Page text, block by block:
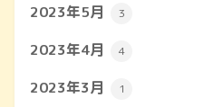
2023年5月 3
2023年4月 4
2023年3月 1